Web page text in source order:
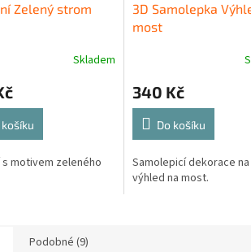
Zelený strom
Skladem
košíku
s motivem zeleného
3D Samolepka
most
340 Kč
Do košíku
Samolepicí dekorace
výhled na most.
Podobné (9)